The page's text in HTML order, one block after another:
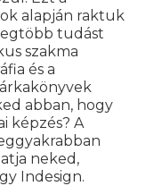
alapján raktuk
tudást
szakma
és a
abban, hogy
képzés? A
neked,
Indesign.